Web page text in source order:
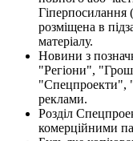
Гіперпосилання
розміщена в
матеріалу.
Новини з
"Регіони",
"Спецпроекти",
реклами.
Розділ
комерційними